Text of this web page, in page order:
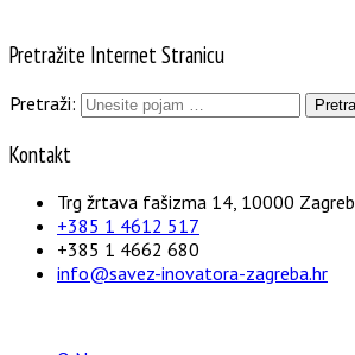
Pretražite Internet Stranicu
Pretraži:
Kontakt
Trg žrtava fašizma 14, 10000 Zagreb
+385 1 4612 517
+385 1 4662 680
info@savez-inovatora-zagreba.hr